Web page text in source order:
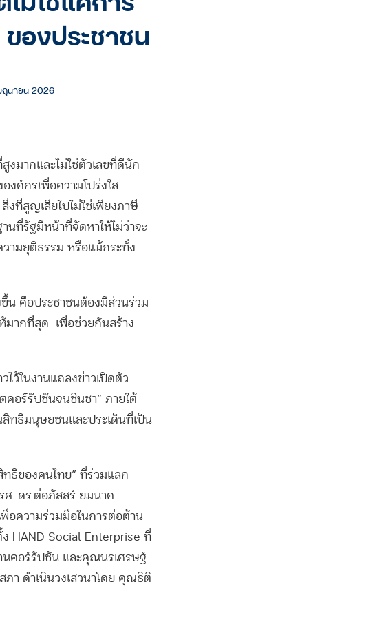
ของประชาชน
นายน 2026
งมากและไม่ใช่ตัวเลขที่ดีนัก
งค์กรเพื่อความโปร่งใส
งที่สูญเสียไปไม่ใช่เพียงภาษี
นที่รัฐมีหน้าที่จัดหาให้ไม่ว่าจะ
ามยุติธรรม หรือแม้กระทั่ง
น คือประชาชนต้องมีส่วนร่วม
มากที่สุด
เพื่อช่วยกันสร้าง
ว้ในงานแถลงข่าวเปิดตัว
คอร์รัปชันจนชินชา” ภายใต้
สิทธิมนุษยชนและประเด็นที่เป็น
ทธิของคนไทย” ที่ร่วมแลก
. ดร.ต่อภัสสร์ ยมนาค
อความร่วมมือในการต่อต้าน
HAND Social Enterprise ที่
นคอร์รัปชัน และคุณนรเศรษฐ์
า ดำเนินวงเสวนาโดย คุณธิติ